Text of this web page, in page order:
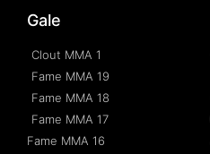
Gale
Clout MMA 1
Fame MMA 19
Fame MMA 18
Fame MMA 17
Fame MMA 16